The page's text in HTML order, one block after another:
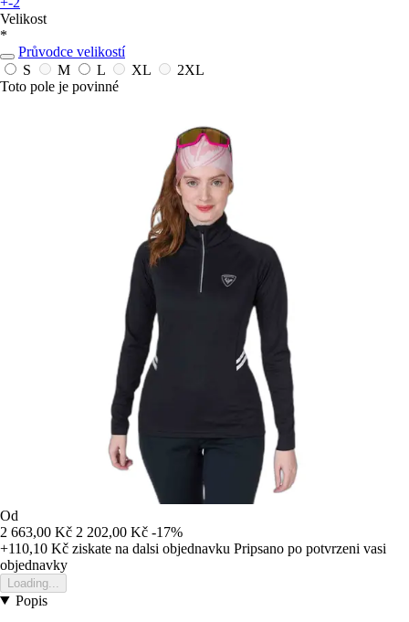
Velikost
*
Průvodce velikostí
S
M L XL
2XL
Toto pole je povinné
Od
2 663,00 Kč 2 202,00 Kč -17%
+110,10 Kč ziskate na dalsi objednavku Pripsano po potvrzeni vasi
objednavky
Loading...
Popis